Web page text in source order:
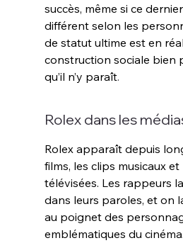
succès, même si ce
différent selon les
de statut ultime est en
construction sociale bien
qu’il n’y paraît.
Rolex dans les
Rolex apparaît depuis
films, les clips musicaux et
télévisées. Les rappeurs
dans leurs paroles, et on
au poignet des
emblématiques du